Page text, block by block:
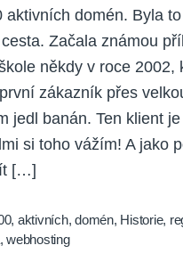
aktivních domén. Byla
Začala známou
někdy v roce 2002,
zákazník přes
jedl banán. Ten klient
si toho vážím! A jako
[…]
, aktivních,domén, Historie,
,webhosting